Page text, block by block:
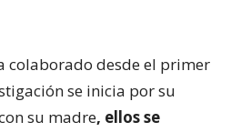
colaborado desde el primer
se inicia por su
su madre, ellos se